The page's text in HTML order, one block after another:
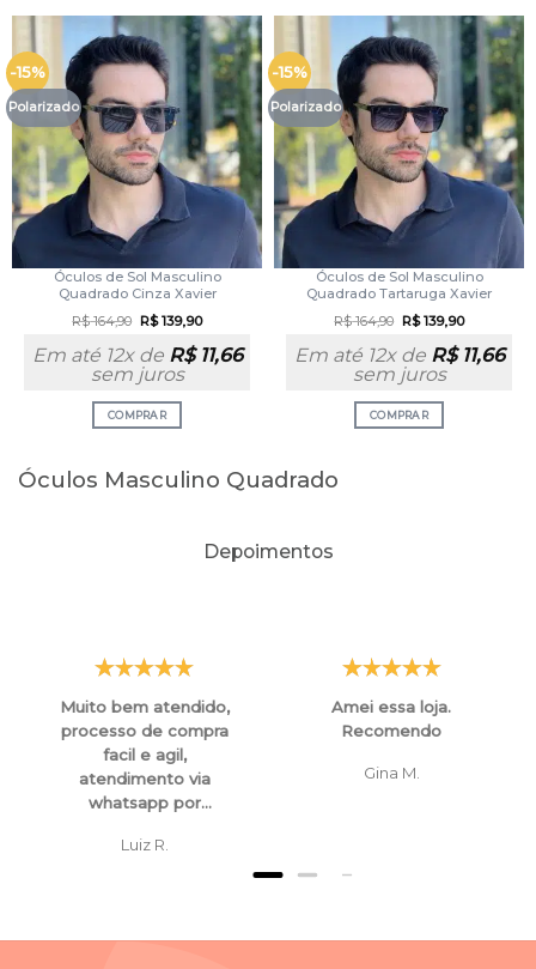
-15%
Polarizado
Óculos de Sol Masculino
Quadrado Cinza Xavier
R$164,90 R$139,90
Em até 12x de R$11,66
sem juros
COMPRAR
-15%
Polarizado
Óculos de Sol Masculino
Quadrado Tartaruga Xavier
R$164,90 R$139,90
Em até 12x de R$11,66
sem juros
COMPRAR
Óculos Masculino Quadrado
Depoimentos
Muito bem atendido,
processo de compra
facil e agil,
atendimento via
whatsapp por
atenciosos e
mesmo para
Luiz R.
Amei essa loja.
Recomendo
Gina M.